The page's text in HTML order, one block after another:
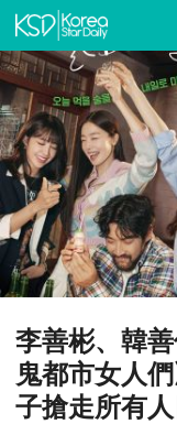
李善彬、韓
鬼都市女人
子搶走所有人